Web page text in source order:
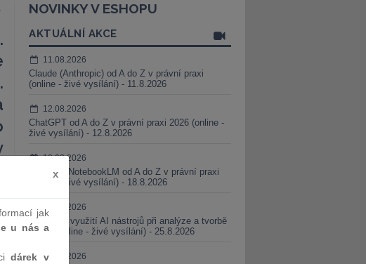
NOVINKY V ESHOPU
AKTUÁLNÍ AKCE
11.08.2026
Claude (Anthropic) od A do Z v právní praxi
(online - živé vysílání) - 11.8.2026
12.08.2026
ChatGPT od A do Z v právní praxi 2026 (online -
živé vysílání) - 12.8.2026
18.08.2026
Gemini a NotebookLM od A do Z v právní praxi
(online - živé vysílání) - 18.8.2026
25.08.2026
Praktické využití AI nástrojů při analýze a tvorbě
smluv (online - živé vysílání) - 25.8.2026
01.09.2026
x
jak
u nás a
dárek v